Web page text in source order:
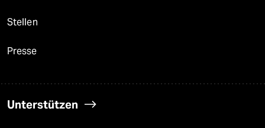
Stellen
Presse
Unterstützen